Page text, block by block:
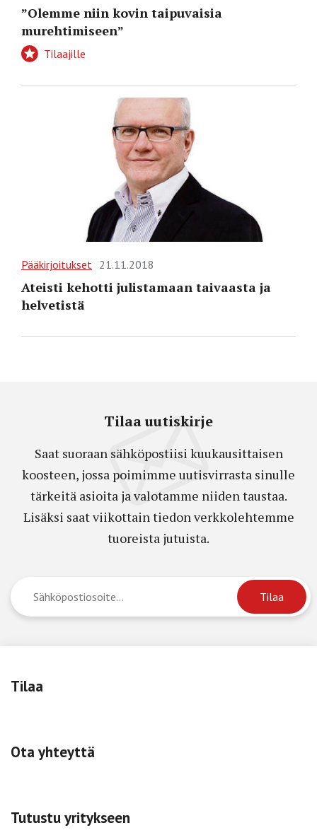
”Olemme niin kovin taipuvaisia
murehtimiseen”
Tilaajille
Pääkirjoitukset 21.11.2018
Ateisti kehotti julistamaan taivaasta ja
helvetistä
Tilaa uutiskirje
Saat suoraan sähköpostiisi kuukausittaisen
koosteen, jossa poimimme uutisvirrasta sinulle
tärkeitä asioita ja valotamme niiden taustaa.
Lisäksi saat viikottain tiedon verkkolehtemme
tuoreista jutuista.
Tilaa
Ota yhteyttä
Tutustu yritykseen